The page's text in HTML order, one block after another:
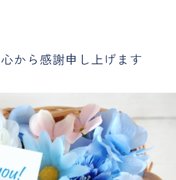
から感謝申し上げます